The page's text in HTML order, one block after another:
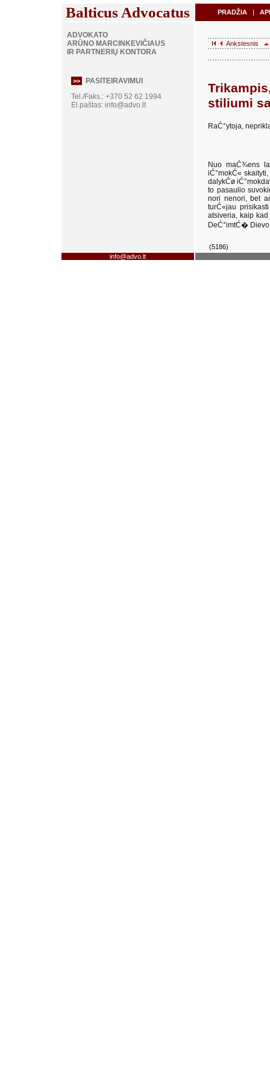
Balticus Advocatus PRADŽIA |
ADVOKATO
ARŪNO MARCINKEVIČIAUS
IR PARTNERIŲ KONTORA
>>
PASITEIRAVIMUI
Tel./Faks.: +370 52 62 1994
El.paštas: info@advo.lt
I Ankstesnis
stiliumi
RaĆ°ytoja,
Nuo maĆ¾ens
iĆ°mokĆ«
dalykĆø
to pasaulio
nori nenori, bet
turĆ«jau
atsiveria, kaip
DeĆ°imtĆ�
(5186)
info@advo.lt